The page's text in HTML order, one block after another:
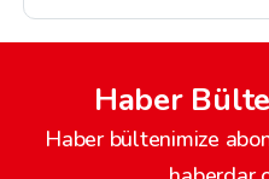
Haber
Haber bültenimize